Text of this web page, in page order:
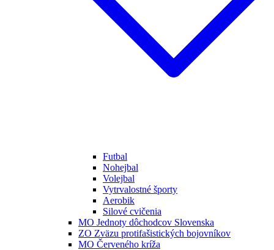
Futbal
Nohejbal
Volejbal
Vytrvalostné športy
Aerobik
Silové cvičenia
MO Jednoty dôchodcov Slovenska
ZO Zväzu protifašistických bojovníkov
MO Červeného kríža